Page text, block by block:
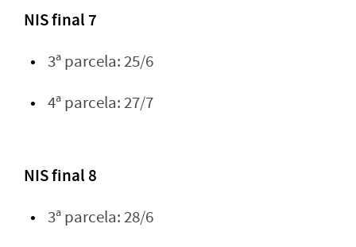
NIS final 7
3ª parcela: 25/6
4ª parcela: 27/7
NIS final 8
3ª parcela: 28/6